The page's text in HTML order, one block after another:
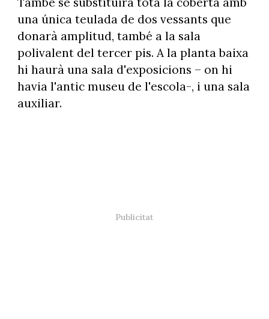
una única teulada de dos vessants que
donarà amplitud, també a la sala
polivalent del tercer pis. A la planta baixa
hi haurà una sala d'exposicions – on hi
havia l'antic museu de l'escola-, i una sala
auxiliar.